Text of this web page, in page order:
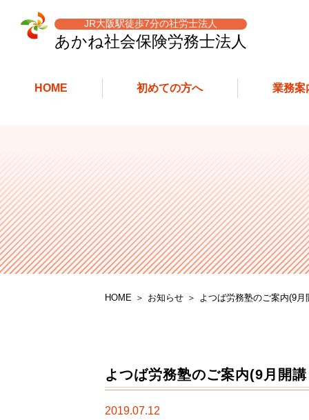
JR大阪駅徒歩7分の社労士法人
あかね社会保険労務士法人
HOME 初めての方へ 業務案
HOME お知らせ よつば労務塾のご案内(9月
よつば労務塾のご案内(9月開
2019.07.12